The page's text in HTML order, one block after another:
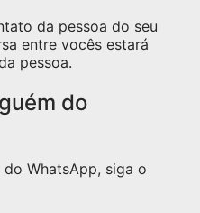
da pessoa do seu
entre vocês estará
pessoa.
do
WhatsApp, siga o